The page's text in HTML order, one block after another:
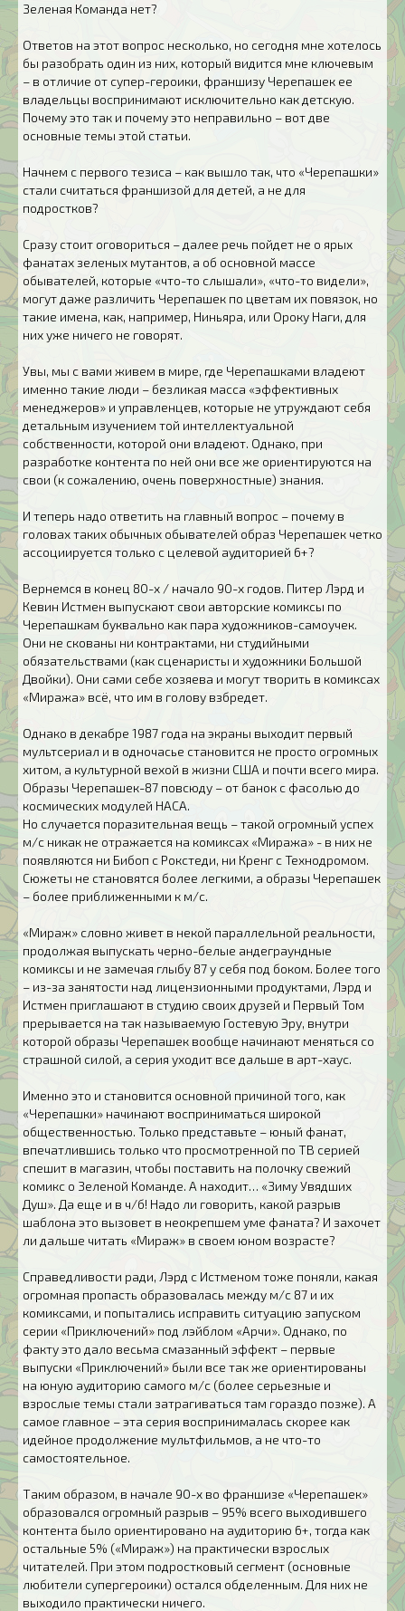
Зеленая Команда нет?
Ответов на этот вопрос несколько, но сегодня мне хотелось
бы разобрать один из них, который видится мне ключевым
– в отличие от супер-героики, франшизу Черепашек ее
владельцы воспринимают исключительно как детскую.
Почему это так и почему это неправильно – вот две
основные темы этой статьи.
Начнем с первого тезиса – как вышло так, что «Черепашки»
стали считаться франшизой для детей, а не для
подростков?
Сразу стоит оговориться – далее речь пойдет не о ярых
фанатах зеленых мутантов, а об основной массе
обывателей, которые «что-то слышали», «что-то видели»,
могут даже различить Черепашек по цветам их повязок, но
такие имена, как, например, Ниньяра, или Ороку Наги, для
них уже ничего не говорят.
Увы, мы с вами живем в мире, где Черепашками владеют
именно такие люди – безликая масса «эффективных
менеджеров» и управленцев, которые не утруждают себя
детальным изучением той интеллектуальной
собственности, которой они владеют. Однако, при
разработке контента по ней они все же ориентируются на
свои (к сожалению, очень поверхностные) знания.
И теперь надо ответить на главный вопрос – почему в
головах таких обычных обывателей образ Черепашек четко
ассоциируется только с целевой аудиторией 6+?
Вернемся в конец 80-х / начало 90-х годов. Питер Лэрд и
Кевин Истмен выпускают свои авторские комиксы по
Черепашкам буквально как пара художников-самоучек.
Они не скованы ни контрактами, ни студийными
обязательствами (как сценаристы и художники Большой
Двойки). Они сами себе хозяева и могут творить в комиксах
«Миража» всё, что им в голову взбредет.
Однако в декабре 1987 года на экраны выходит первый
мультсериал и в одночасье становится не просто огромных
хитом, а культурной вехой в жизни США и почти всего мира.
Образы Черепашек-87 повсюду – от банок с фасолью до
космических модулей НАСА.
Но случается поразительная вещь – такой огромный успех
м/с никак не отражается на комиксах «Миража» - в них не
появляются ни Бибоп с Рокстеди, ни Кренг с Технодромом.
Сюжеты не становятся более легкими, а образы Черепашек
– более приближенными к м/с.
«Мираж» словно живет в некой параллельной реальности,
продолжая выпускать черно-белые андеграундные
комиксы и не замечая глыбу 87 у себя под боком. Более того
– из-за занятости над лицензионными продуктами, Лэрд и
Истмен приглашают в студию своих друзей и Первый Том
прерывается на так называемую Гостевую Эру, внутри
которой образы Черепашек вообще начинают меняться со
страшной силой, а серия уходит все дальше в арт-хаус.
Именно это и становится основной причиной того, как
«Черепашки» начинают восприниматься широкой
общественностью. Только представьте – юный фанат,
впечатлившись только что просмотренной по ТВ серией
спешит в магазин, чтобы поставить на полочку свежий
комикс о Зеленой Команде. А находит… «Зиму Увядших
Душ». Да еще и в ч/б! Надо ли говорить, какой разрыв
шаблона это вызовет в неокрепшем уме фаната? И захочет
ли дальше читать «Мираж» в своем юном возрасте?
Справедливости ради, Лэрд с Истменом тоже поняли, какая
огромная пропасть образовалась между м/с 87 и их
комиксами, и попытались исправить ситуацию запуском
серии «Приключений» под лэйблом «Арчи». Однако, по
факту это дало весьма смазанный эффект – первые
выпуски «Приключений» были все так же ориентированы
на юную аудиторию самого м/с (более серьезные и
взрослые темы стали затрагиваться там гораздо позже). А
самое главное – эта серия воспринималась скорее как
идейное продолжение мультфильмов, а не что-то
самостоятельное.
Таким образом, в начале 90-х во франшизе «Черепашек»
образовался огромный разрыв – 95% всего выходившего
контента было ориентировано на аудиторию 6+, тогда как
остальные 5% («Мираж») на практически взрослых
читателей. При этом подростковый сегмент (основные
любители супергероики) остался обделенным. Для них не
выходило практически ничего.